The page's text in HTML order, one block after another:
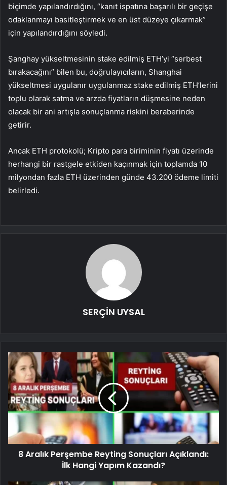
biçimde yapılandırdığını, “kanıt ispatına başarılı bir geçişe
odaklanmayı basitleştirmek ve en üst düzeye çıkarmak”
için yapılandırdığını söyledi.
Şanghay yükseltmesinin stake edilmiş ETH’yi “serbest
bırakacağını” bilen bu, doğrulayıcıların, Shanghai
yükseltmesi uygulanır uygulanmaz stake edilmiş ETH’lerini
toplu olarak satma ve arzda fiyatların düşmesine neden
olacak bir ani artışla sonuçlanma riskini beraberinde
getirir.
Ancak ETH protokolü; Kripto para biriminin fiyatı üzerinde
herhangi bir rastgele etkiden kaçınmak için toplamda 10
milyondan fazla ETH üzerinden günde 43.200 ödeme limiti
belirledi.
SERÇİN UYSAL
8 Aralık Perşembe Reyting Sonuçları Açıklandı:
İlk Hangi Yapım Kazandı?